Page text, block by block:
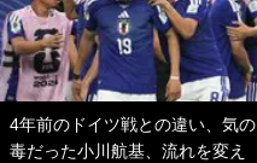
4年前のドイツ戦との違い、気の
毒だった小川航基、流れを変え